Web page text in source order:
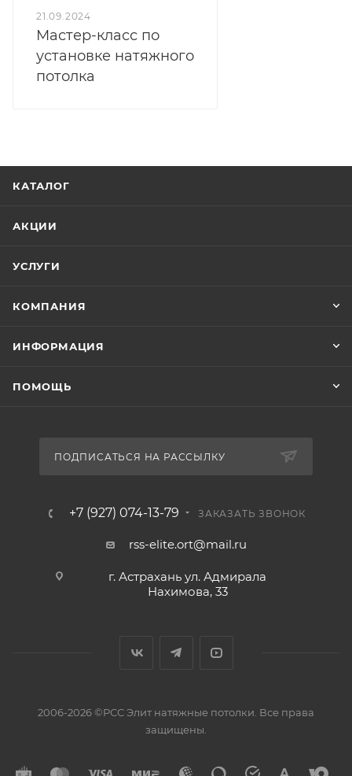
21.09.2024
Мастер-класс по
установке натяжного
потолка
КАТАЛОГ
АКЦИИ
УСЛУГИ
КОМПАНИЯ
ИНФОРМАЦИЯ
ПОМОЩЬ
ПОДПИСАТЬСЯ НА РАССЫЛКУ
+7 (927) 074-13-79 ЗАКАЗАТЬ ЗВОНОК
rss-elite.ort@mail.ru
г. Астрахань ул. Адмирала
Нахимова, 33
2006-2026 ©РСС Элит натяжные потолки. Все права
защищены.